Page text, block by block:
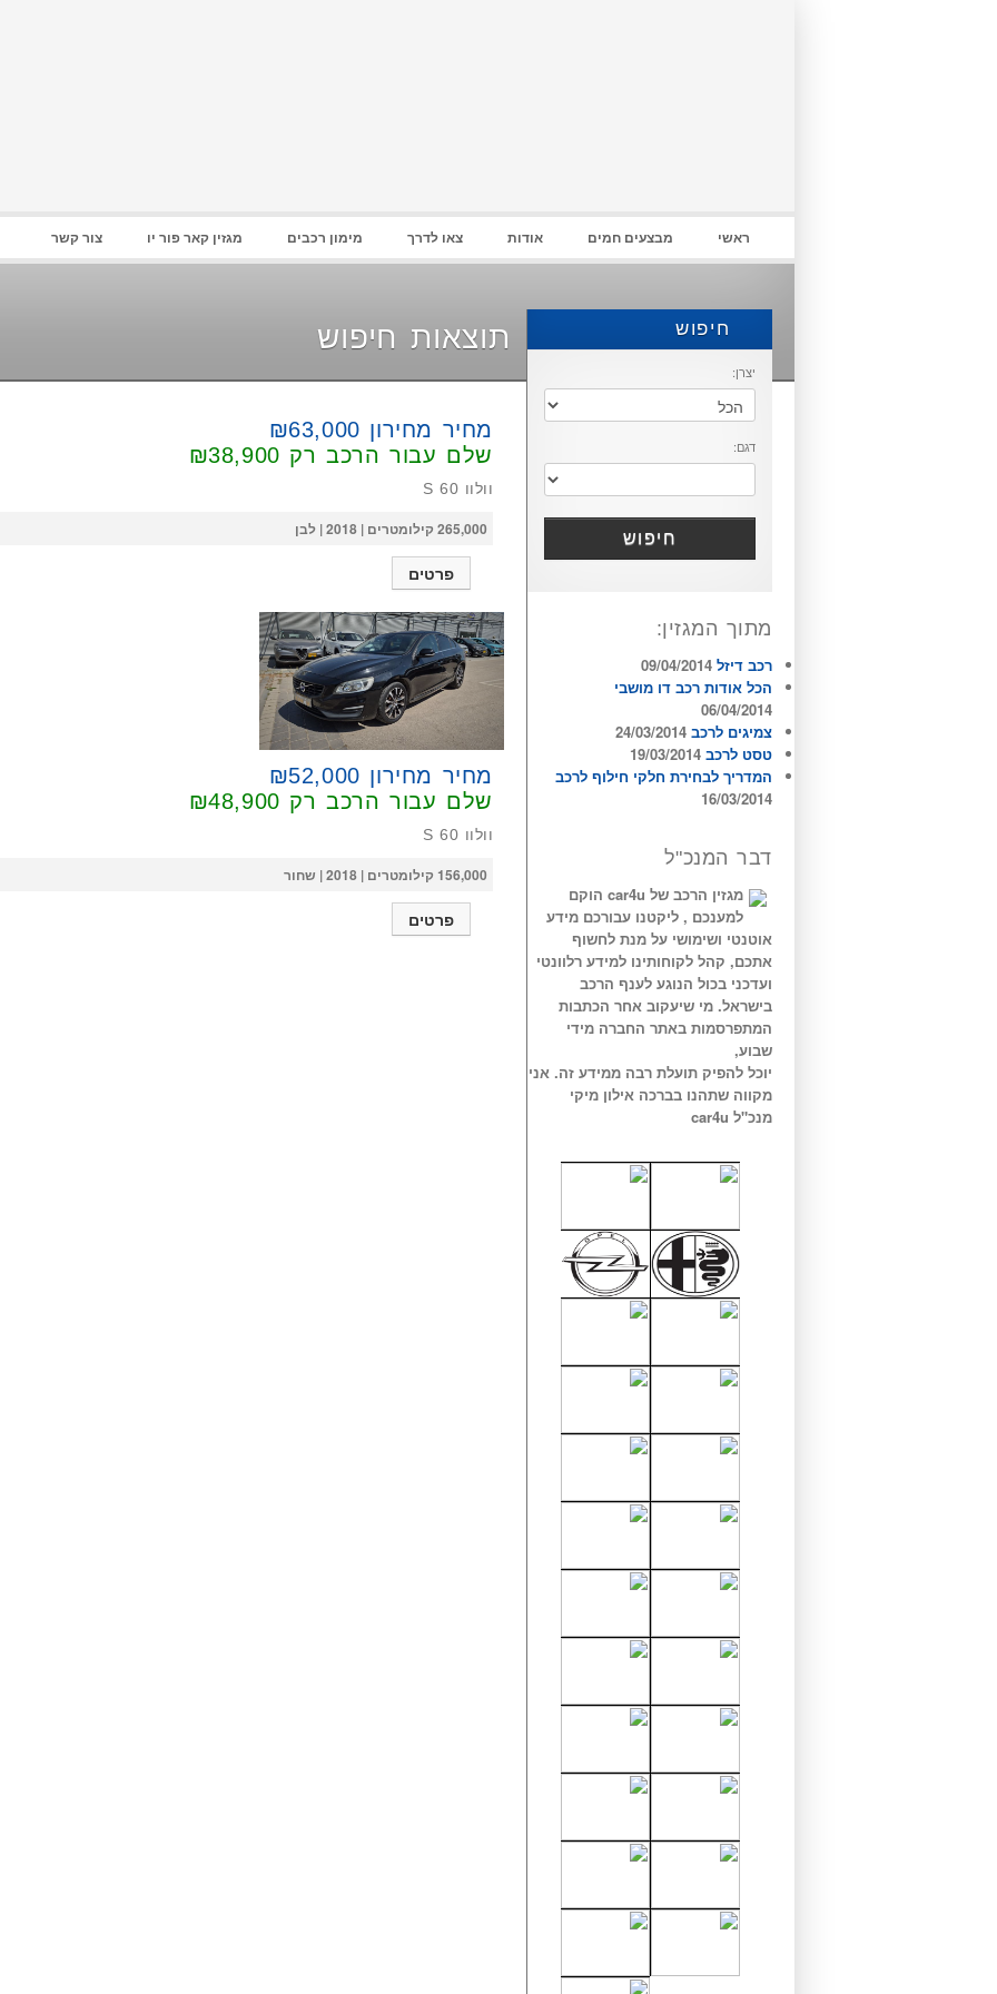
ראשי מבצעים חמים אודות צאו לדרך מימון רכבים מגזין קאר פור יו צור קשר
תוצאות חיפוש חיפוש
יצרן:
דגם:
חיפוש
מתוך המגזין:
רכב דיזל 09/04/2014
הכל אודות רכב דו מושבי
06/04/2014
צמיגים לרכב 24/03/2014
טסט לרכב 19/03/2014
המדריך לבחירת חלקי חילוף לרכב
16/03/2014
דבר המנכ"ל
מגזין הרכב של car4u הוקם
למענכם , ליקטנו עבורכם מידע
אוטנטי ושימושי על מנת לחשוף
אתכם, קהל לקוחותינו למידע רלוונטי
ועדכני בכול הנוגע לענף הרכב
בישראל. מי שיעקוב אחר הכתבות
המתפרסמות באתר החברה מידי
שבוע,
יוכל להפיק תועלת רבה ממידע זה. אני
מקווה שתהנו בברכה אילון מיקי
מנכ"ל car4u
מחיר מחירון ₪63,000
שלם עבור הרכב רק ₪38,900
וולוו S 60
265,000 קילומטרים | 2018 | לבן
פרטים
מחיר מחירון ₪52,000
שלם עבור הרכב רק ₪48,900
וולוו S 60
156,000 קילומטרים | 2018 | שחור
פרטים